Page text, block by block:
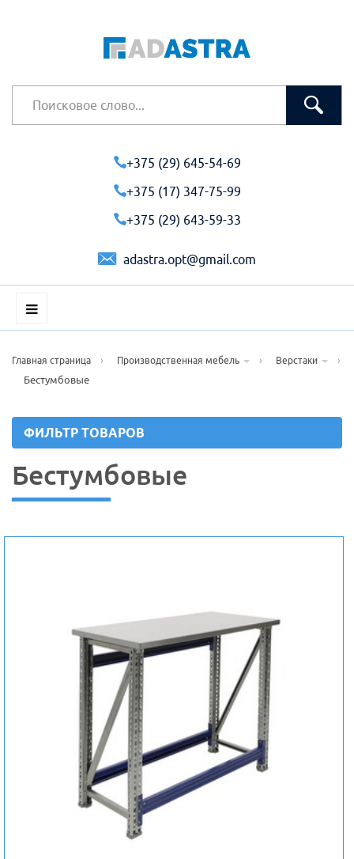
+375 (29) 645-54-69
+375 (17) 347-75-99
+375 (29) 643-59-33
adastra.opt@gmail.com
Главная страница › Производственная мебель › Верстаки
›
Бестумбовые
ФИЛЬТР ТОВАРОВ
Бестумбовые